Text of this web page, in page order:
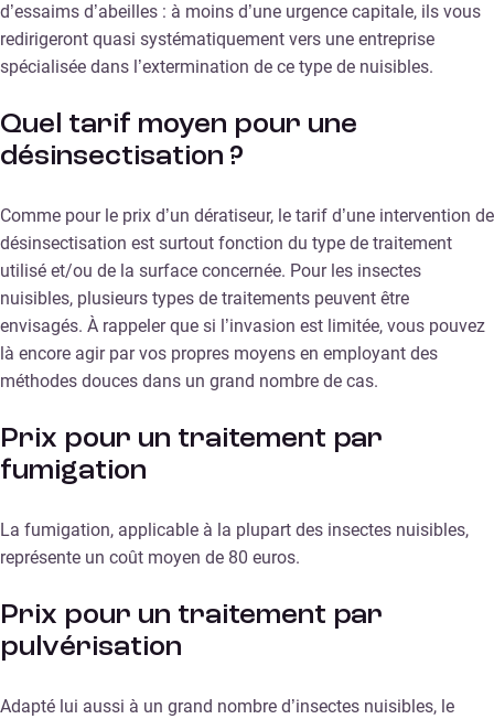
d’essaims d’abeilles : à moins d’une urgence capitale, ils vous
redirigeront quasi systématiquement vers une entreprise
spécialisée dans l’extermination de ce type de nuisibles.
Quel tarif moyen pour une
désinsectisation ?
Comme pour le prix d’un dératiseur, le tarif d’une intervention de
désinsectisation est surtout fonction du type de traitement
utilisé et/ou de la surface concernée. Pour les insectes
nuisibles, plusieurs types de traitements peuvent être
envisagés. À rappeler que si l’invasion est limitée, vous pouvez
là encore agir par vos propres moyens en employant des
méthodes douces dans un grand nombre de cas.
Prix pour un traitement par
fumigation
La fumigation, applicable à la plupart des insectes nuisibles,
représente un coût moyen de 80 euros.
Prix pour un traitement par
pulvérisation
Adapté lui aussi à un grand nombre d’insectes nuisibles, le